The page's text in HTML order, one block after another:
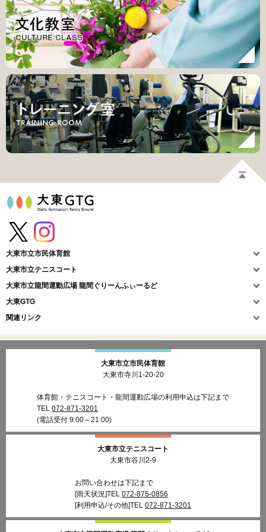
大東市立市民体育館
大東市立テニスコート
大東市立龍間運動広場 龍間ぐりーんふぃーるど
大東GTG
関連リンク
大東市立市民体育館
大東市寺川1-20-20
体育館・テニスコート・龍間運動広場の利用申込は下記まで
TEL 072-871-3201
(電話受付 9:00～21:00)
大東市立テニスコート
大東市谷川2-9
お問い合わせは下記まで
[雨天状況]TEL 072-875-0856
[利用申込/その他]TEL 072-871-3201